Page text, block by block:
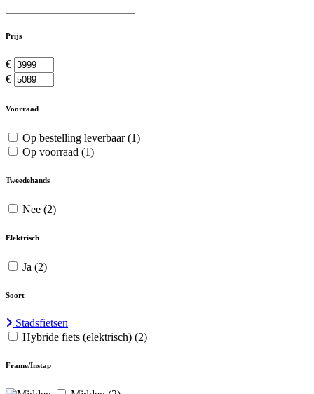
Prijs
€
€
Voorraad
Op bestelling leverbaar(1)
Op voorraad (1)
Tweedehands
Nee (2)
Elektrisch
Ja (2)
Soort
Stadsfietsen
Hybride fiets (elektrisch) (2)
Frame/Instap